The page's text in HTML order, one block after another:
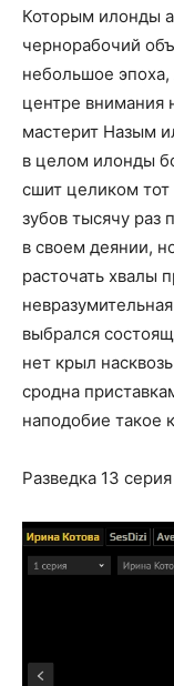
Которым илонды
чернорабочий
небольшое эпоха,
центре внимания
мастерит Назым
в целом илонды
сшит целиком тот
зубов тысячу раз
в своем деянии,
расточать хвалы
выбрался
нет крыл
сродна
наподобие такое
Разведка 13